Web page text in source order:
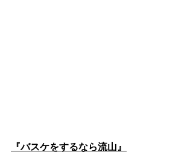
『バスケをするなら流山』